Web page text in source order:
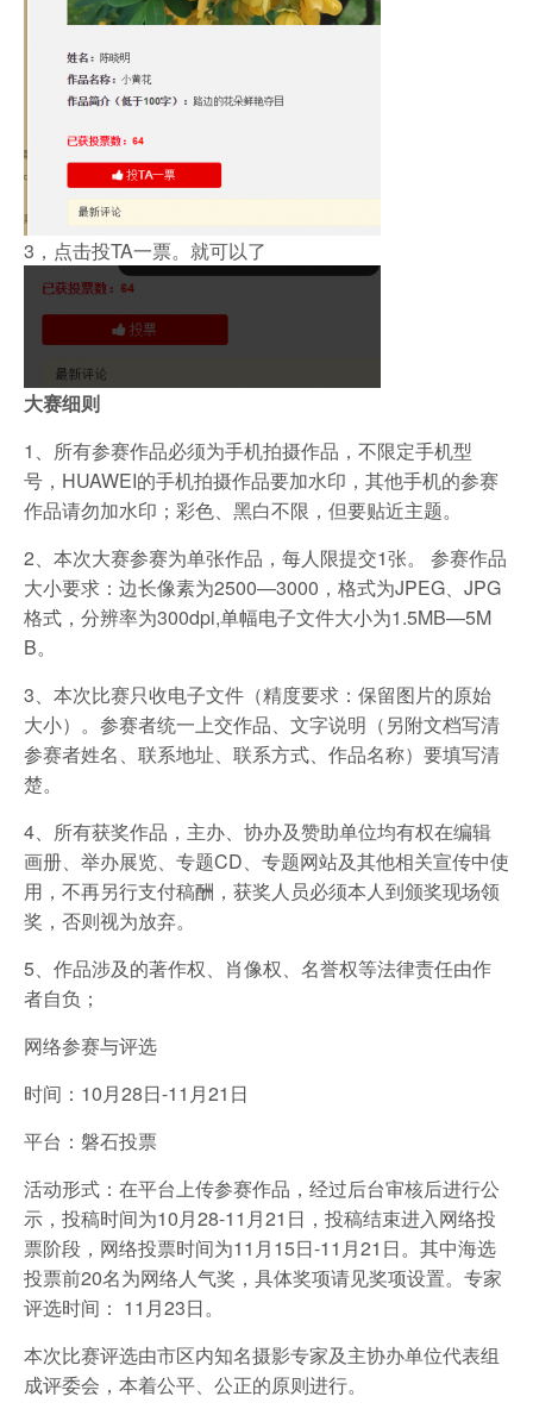
3，点击投TA一票。就可以了
大赛细则
1、所有参赛作品必须为手机拍摄作品，不限定手机型
号，HUAWEI的手机拍摄作品要加水印，其他手机的参赛
作品请勿加水印；彩色、黑白不限，但要贴近主题。
2、本次大赛参赛为单张作品，每人限提交1张。 参赛作品
大小要求：边长像素为2500—3000，格式为JPEG、JPG
格式，分辨率为300dpi,单幅电子文件大小为1.5MB—5M
B。
3、本次比赛只收电子文件（精度要求：保留图片的原始
大小）。参赛者统一上交作品、文字说明（另附文档写清
参赛者姓名、联系地址、联系方式、作品名称）要填写清
楚。
4、所有获奖作品，主办、协办及赞助单位均有权在编辑
画册、举办展览、专题CD、专题网站及其他相关宣传中使
用，不再另行支付稿酬，获奖人员必须本人到颁奖现场领
奖，否则视为放弃。
5、作品涉及的著作权、肖像权、名誉权等法律责任由作
者自负；
网络参赛与评选
时间：10月28日-11月21日
平台：磐石投票
活动形式：在平台上传参赛作品，经过后台审核后进行公
示，投稿时间为10月28-11月21日，投稿结束进入网络投
票阶段，网络投票时间为11月15日-11月21日。其中海选
投票前20名为网络人气奖，具体奖项请见奖项设置。专家
评选时间： 11月23日。
本次比赛评选由市区内知名摄影专家及主协办单位代表组
成评委会，本着公平、公正的原则进行。